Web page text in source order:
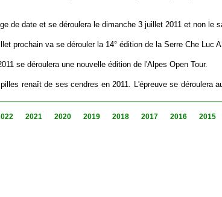
de date et se déroulera le dimanche 3 juillet 2011 et non le
prochain va se dérouler la 14° édition de la Serre Che Luc
se déroulera une nouvelle édition de l'Alpes Open Tour.
renaît de ses cendres en 2011. L'épreuve se déroulera
2021 2020 2019 2018 2017 2016 2015